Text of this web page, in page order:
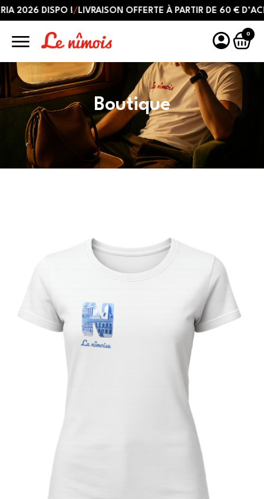
DISPO !/LIVRAISON OFFERTE À PARTIR DE 60 € D’ACHATS
0
Boutique